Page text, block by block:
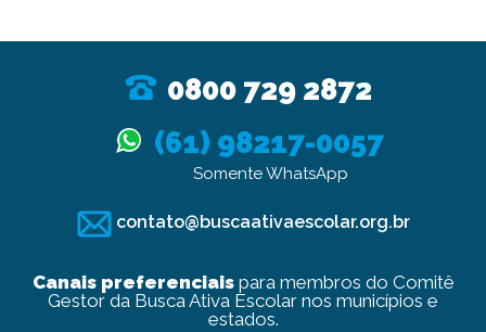
0800 729 2872
(61) 98217-0057
Somente WhatsApp
contato@buscaativaescolar.org.br
Canais preferenciaispara membros do Comitê
Gestor da Busca Ativa Escolar nos municípios e
estados.